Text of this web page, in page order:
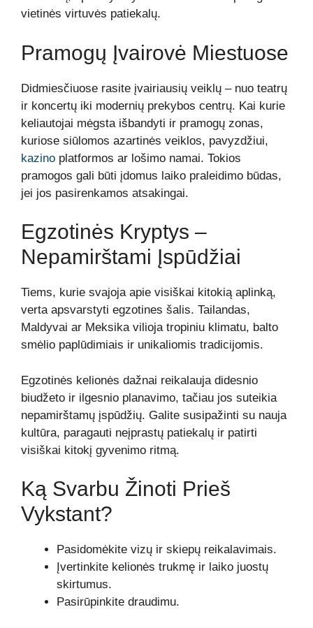
vietinės virtuvės patiekalų.
Pramogų Įvairovė Miestuose
Didmiesčiuose rasite įvairiausių veiklų – nuo teatrų
ir koncertų iki modernių prekybos centrų. Kai kurie
keliautojai mėgsta išbandyti ir pramogų zonas,
kuriose siūlomos azartinės veiklos, pavyzdžiui,
kazino platformos ar lošimo namai. Tokios
pramogos gali būti įdomus laiko praleidimo būdas,
jei jos pasirenkamos atsakingai.
Egzotinės Kryptys –
Nepamirštami Įspūdžiai
Tiems, kurie svajoja apie visiškai kitokią aplinką,
verta apsvarstyti egzotines šalis. Tailandas,
Maldyvai ar Meksika vilioja tropiniu klimatu, balto
smėlio paplūdimiais ir unikaliomis tradicijomis.
Egzotinės kelionės dažnai reikalauja didesnio
biudžeto ir ilgesnio planavimo, tačiau jos suteikia
nepamirštamų įspūdžių. Galite susipažinti su nauja
kultūra, paragauti neįprastų patiekalų ir patirti
visiškai kitokį gyvenimo ritmą.
Ką Svarbu Žinoti Prieš
Vykstant?
Pasidomėkite vizų ir skiepų reikalavimais.
Įvertinkite kelionės trukmę ir laiko juostų
skirtumus.
Pasirūpinkite draudimu.